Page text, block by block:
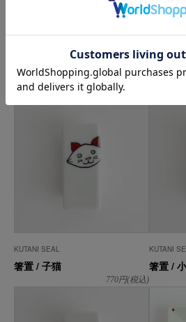
なつめ汲出し / 白マット
1,980円(税込)
幸楽窯
兎の汁
KUTANI SEAL
箸置 / 子猫
770円(税込)
KUTANI
箸置 /